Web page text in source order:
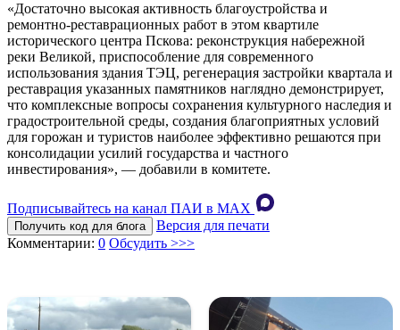
«Достаточно высокая активность благоустройства и
ремонтно-реставрационных работ в этом квартиле
исторического центра Пскова: реконструкция набережной
реки Великой, приспособление для современного
использования здания ТЭЦ, регенерация застройки квартала и
реставрация указанных памятников наглядно демонстрирует,
что комплексные вопросы сохранения культурного наследия и
градостроительной среды, создания благоприятных условий
для горожан и туристов наиболее эффективно решаются при
консолидации усилий государства и частного
инвестирования», — добавили в комитете.
Подписывайтесь на канал ПАИ в MAХ
Получить код для блога
Версия для печати
Комментарии: 0 Обсудить >>>